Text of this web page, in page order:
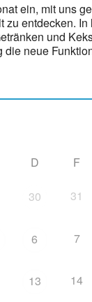
ein, mit uns
zu entdecken.
und
neue
D F
30 31
6 7
13 14